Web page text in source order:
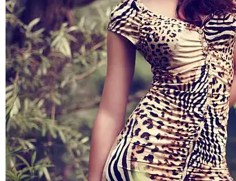
Lifestyle
Corporate
Sports